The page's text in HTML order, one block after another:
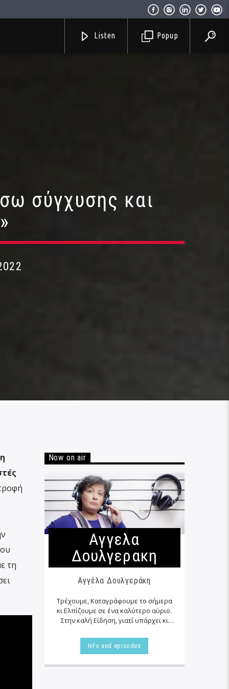
Popup
Listen
σύγχυσης και
τη
Now on air
Αγγελα
Δουλγερακη
Αγγέλα Δουλγεράκη
Τρέχουμε, Καταγράφουμε το σήμερα
κι Ελπίζουμε σε ένα καλύτερο αύριο.
Στην καλή Είδηση, γιατί υπάρχει κι
καθημερινότητας μας, τις
περισσότερες φορές…
Info and episodes